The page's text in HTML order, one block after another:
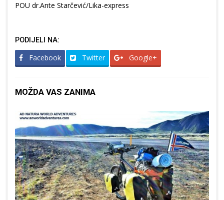
POU dr.Ante Starčević/Lika-express
PODIJELI NA:
Facebook Twitter Google+
MOŽDA VAS ZANIMA